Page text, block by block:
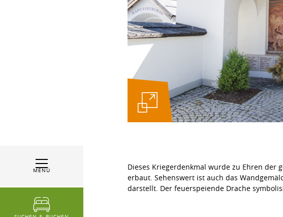
MENÜ
Dieses Kriegerdenkmal wurde zu Ehren der
erbaut. Sehenswert ist auch das
darstellt. Der feuerspeiende Drache